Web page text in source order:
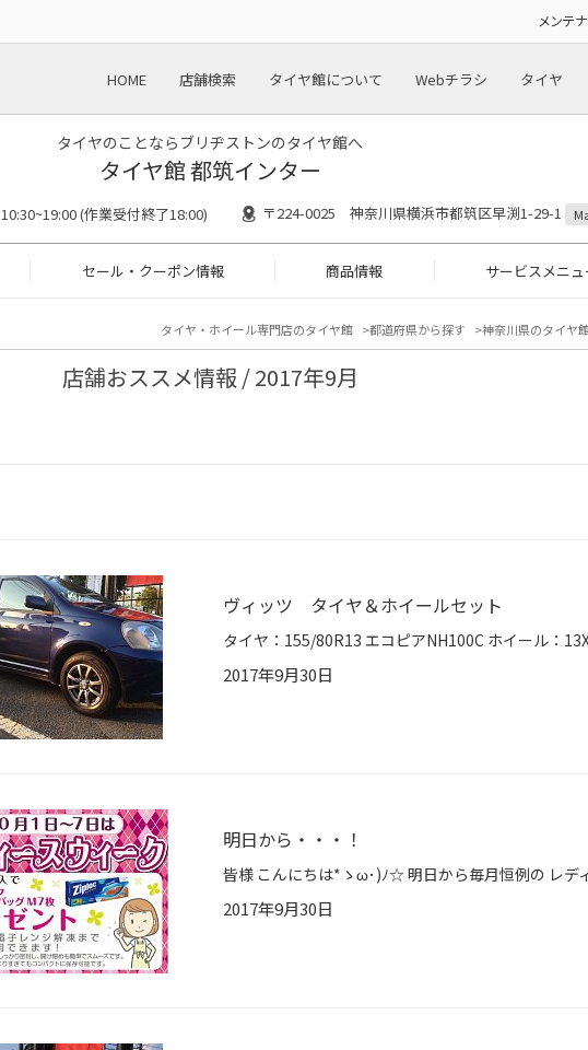
メンテ
HOME 店舗検索 タイヤ館について Webチラシ タイヤ
タイヤのことならブリヂストンのタイヤ館へ
タイヤ館 都筑インター
10:30~19:00 (作業受付終了18:00) 〒224-0025 神奈川県横浜市都筑区早渕1-29-1
セール・クーポン情報 商品情報 サービスメニュ
タイヤ・ホイール専門店のタイヤ館 都道府県から探す 神奈川県のタイヤ
店舗おススメ情報 / 2017年9月
ヴィッツ タイヤ＆ホイールセット
2017年9月30日
明日から・・・！
2017年9月30日